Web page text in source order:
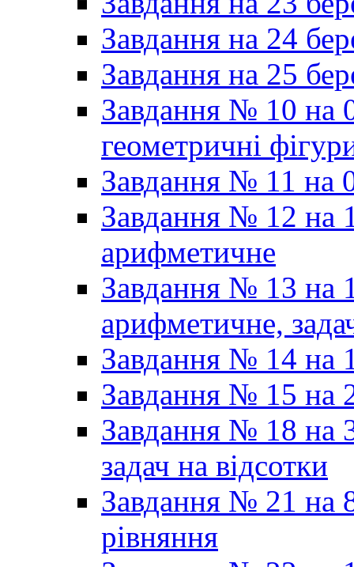
Завдання на 24
Завдання на 25
Завдання № 10 на
геометричні
Завдання № 11 на
Завдання № 12 на
арифметичне
Завдання № 13 на
арифметичне,
Завдання № 14 на
Завдання № 15 на
Завдання № 18 на
задач на відсотки
Завдання № 21 на
рівняння